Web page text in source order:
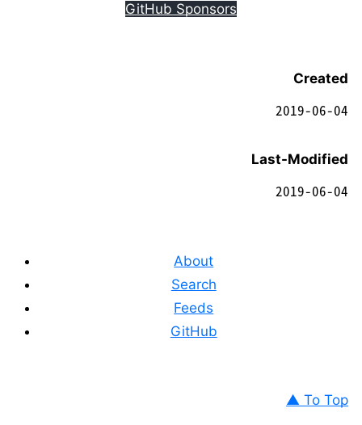
GitHub Sponsors
Created
2019-06-04
Last-Modified
2019-06-04
About
Search
Feeds
GitHub
▲ To Top